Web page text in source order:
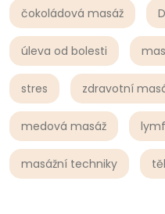
čokoládová masáž
úleva od bolesti
stres zdravotní
medová masáž
masážní techniky